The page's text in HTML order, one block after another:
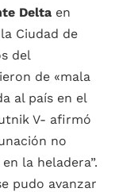
Delta en
Ciudad de
del
de «mala
al país en el
V- afirmó
no
la heladera”.
pudo avanzar